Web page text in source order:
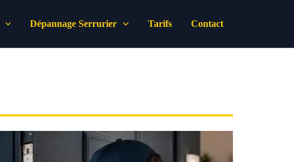
Dépannage Serrurier Tarifs Contact